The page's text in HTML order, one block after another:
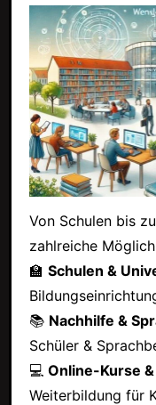
Von Schulen bis
zahlreiche
🏫 Schulen &
📚 Nachhilfe &
Schüler &
💻 Online-Kurse
Weiterbildung für